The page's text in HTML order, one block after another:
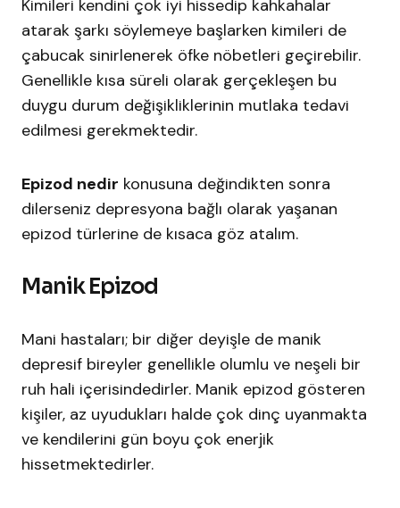
Kimileri kendini çok iyi hissedip kahkahalar
atarak şarkı söylemeye başlarken kimileri de
çabucak sinirlenerek öfke nöbetleri geçirebilir.
Genellikle kısa süreli olarak gerçekleşen bu
duygu durum değişikliklerinin mutlaka tedavi
edilmesi gerekmektedir.
Epizod nedir konusuna değindikten sonra
dilerseniz depresyona bağlı olarak yaşanan
epizod türlerine de kısaca göz atalım.
Manik Epizod
Mani hastaları; bir diğer deyişle de manik
depresif bireyler genellikle olumlu ve neşeli bir
ruh hali içerisindedirler. Manik epizod gösteren
kişiler, az uyudukları halde çok dinç uyanmakta
ve kendilerini gün boyu çok enerjik
hissetmektedirler.